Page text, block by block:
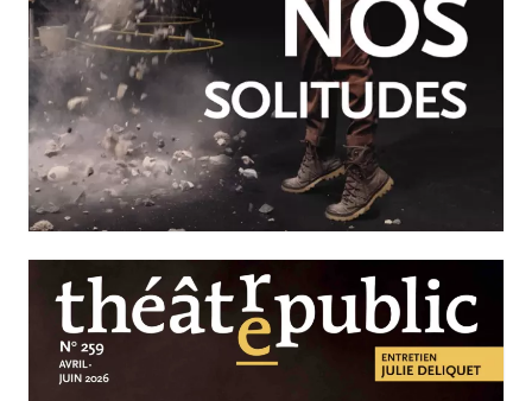
JUILLET-SEPTEMBRE 2026
N°260
Nos solitudes